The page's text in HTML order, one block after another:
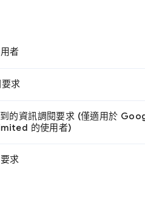
者
求
資訊調閱要求 (僅適用於
的使用者)
求